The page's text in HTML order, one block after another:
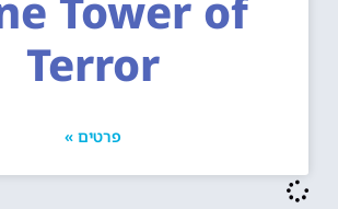
Terror
פרטים »